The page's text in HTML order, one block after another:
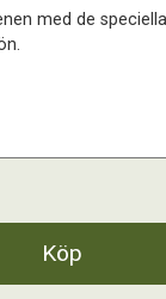
med de
Köp